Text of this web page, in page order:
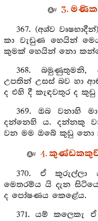
3.
367. (අශ්ව
කා වැඩුණ හෙයින්
කුමක් හෙයින් නො
368. බමුණුතුමනි,
උපතින් උසස් බව හා
ද එහි දී කැඳවතුර ද
369. ඔබ වනාහි
දන්නෙහි ය. දන්නකු
වන මම ඔබේ කුඩු නො
4.
370. ඒ කුරුල්ලා
මෙතරම්ය යි දැන
ද පෝෂණය කෙළේය.
371. යම් කලෙකැ